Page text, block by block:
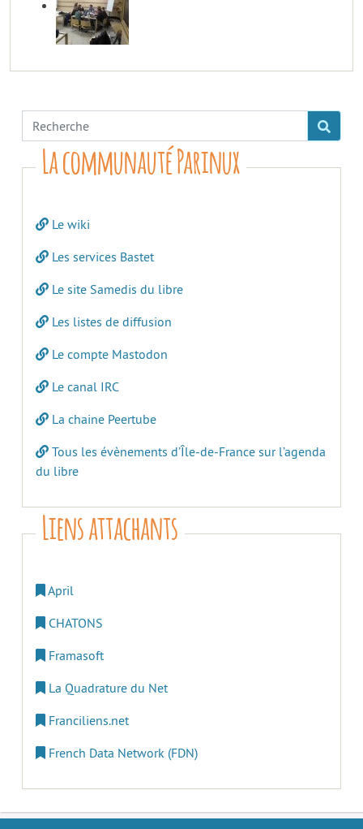
La communauté Parinux
Le wiki
Les services Bastet
Le site Samedis du libre
Les listes de diffusion
Le compte Mastodon
Le canal IRC
La chaine Peertube
Tous les évènements d’Île-de-France sur l’agenda
du libre
Liens attachants
April
CHATONS
Framasoft
La Quadrature du Net
Franciliens.net
French Data Network (FDN)